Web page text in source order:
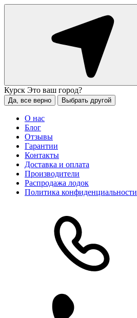
Курск Это ваш город?
Да, все верно Выбрать другой
О нас
Блог
Отзывы
Гарантии
Контакты
Доставка и оплата
Производители
Распродажа лодок
Политика конфиденциальности